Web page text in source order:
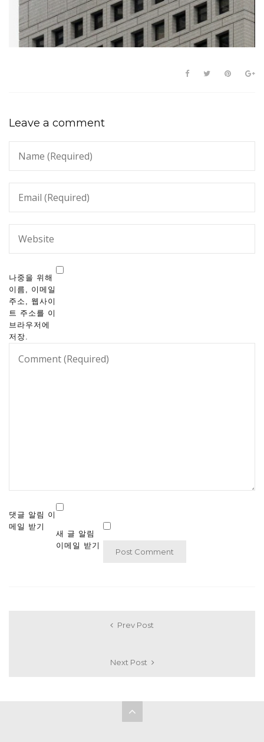
Leave a comment
나중을 위해
이름, 이메일
주소, 웹사이
트 주소를 이
브라우저에
저장.
댓글 알림 이
메일 받기
새 글 알림
이메일 받기
Prev Post
Next Post